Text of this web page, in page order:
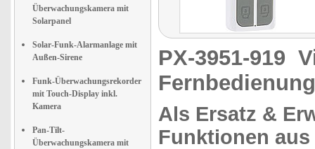
Überwachungskamera mit
Solarpanel
Solar-Funk-Alarmanlage mit
Außen-Sirene
Funk-Überwachungsrekorder
mit Touch-Display inkl.
Kamera
Pan-Tilt-
Überwachungskamera mit
PX-3951-919
Als Ersatz &
Funktionen aus